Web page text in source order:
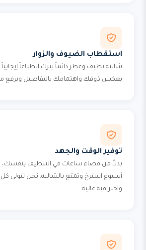
استقطاب الضيوف والزوار
شاليه نظيف وعطر دائماً يترك انطباعاً
يعكس ذوقك واهتمامك بالتفاصيل ويرفع
توفير الوقت والجهد
بدلاً من قضاء ساعات في التنظيف بنفسك،
أسبوع استرخ وتمتع بالشاليه. نحن نتولى
واحترافية عالية.